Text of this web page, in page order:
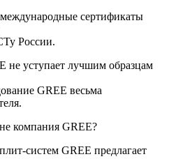
сертификаты
России.
не уступает лучшим образцам
GREE весьма
компания GREE?
систем GREE предлагает